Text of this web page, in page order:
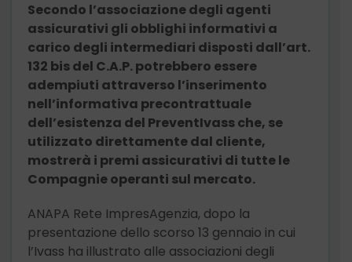
Secondo l’associazione degli agenti
assicurativi gli obblighi informativi a
carico degli intermediari disposti dall’art.
132 bis del C.A.P. potrebbero essere
adempiuti attraverso l’inserimento
nell’informativa precontrattuale
dell’esistenza del PreventIvass che, se
utilizzato direttamente dal cliente,
mostrerà i premi assicurativi di tutte le
Compagnie operanti sul mercato.
ANAPA Rete ImpresAgenzia, dopo la
presentazione dello scorso 13 gennaio in cui
l’Ivass ha illustrato alle associazioni degli